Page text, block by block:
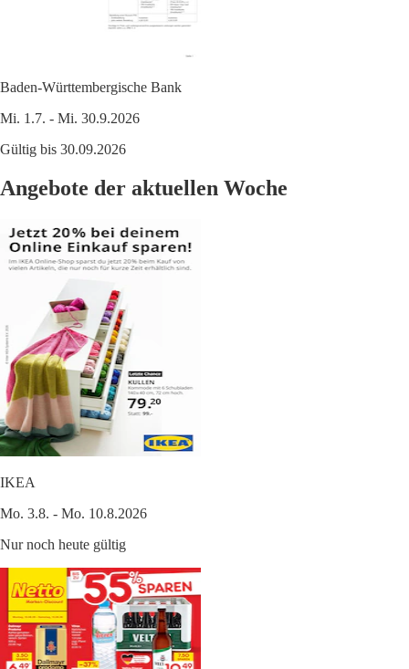
Baden-Württembergische Bank
Mi. 1.7. - Mi. 30.9.2026
Gültig bis 30.09.2026
Angebote der aktuellen Woche
IKEA
Mo. 3.8. - Mo. 10.8.2026
Nur noch heute gültig